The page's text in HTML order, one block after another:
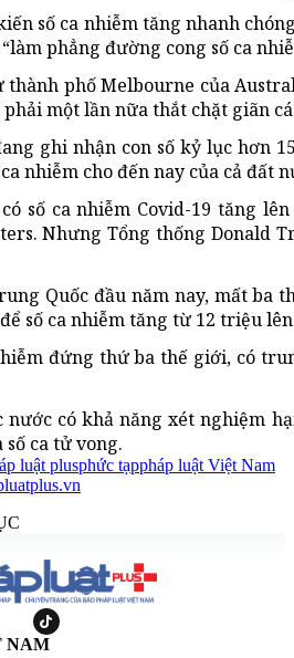
số ca nhiễm tăng nhanh
phẳng đường cong số ca
phố Melbourne của
một lần nữa thắt chặt giãn
ghi nhận con số kỷ lục hơn
nhiễm cho đến nay của cả đất
số ca nhiễm Covid-19 tăng
Nhưng Tổng thống Donald
Quốc đầu năm nay, mất ba
số ca nhiễm tăng từ 12 triệu
đứng thứ ba thế giới, có
nước có khả năng xét nghiệm
số ca tử vong.
luật plusphức tạppháp luật Việt Nam
NAM